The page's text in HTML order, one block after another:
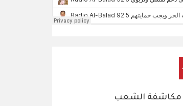
مكاشفة الشعب